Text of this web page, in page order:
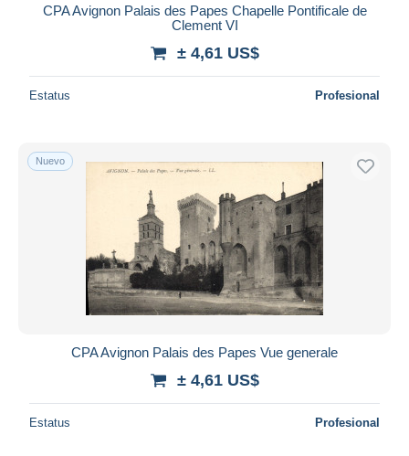
CPA Avignon Palais des Papes Chapelle Pontificale de
Clement VI
± 4,61 US$
Estatus Profesional
Nuevo
CPA Avignon Palais des Papes Vue generale
± 4,61 US$
Estatus Profesional